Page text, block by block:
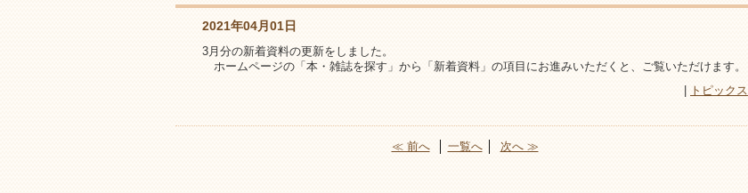
2021年04月01日
3月分の新着資料の更新をしました。
ホームページの「本・雑誌を探す」から「新着資料」の項目にお進みいただくと、ご覧いただけます。
トピックス
≪ 前へ│ 一覧へ│ 次へ ≫